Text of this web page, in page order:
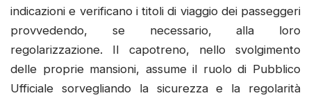
indicazioni e verificano i titoli di viaggio dei passeggeri
provvedendo, se necessario, alla loro
regolarizzazione. Il capotreno, nello svolgimento
delle proprie mansioni, assume il ruolo di Pubblico
Ufficiale sorvegliando la sicurezza e la regolarità